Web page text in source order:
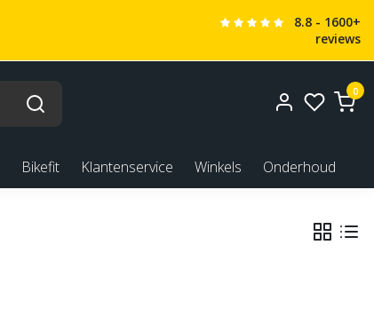
8.8 - 1600+
reviews
0
Bikefit Klantenservice Winkels Onderhoud